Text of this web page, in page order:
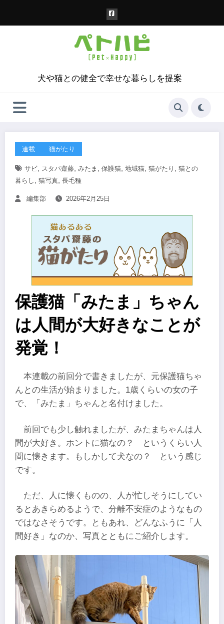
犬や猫との健全で幸せな暮らしを提案
連載 猫がたり
サビ, スタパ齋藤, みたま , 保護猫, 地域猫, 猫がたり , 猫との
暮らし , 猫写真, 長毛種
編集部 2026年2月25日
保護猫「みたま」ちゃん
は人間が大好きなことが
発覚！
本連載の前回分で書きましたが、元保護猫ちゃ
んとの生活が始まりました。1歳くらいの女の子
で、「みたま」ちゃんと名付けました。
前回でも少し触れましたが、みたまちゃんは人
間が大好き。ホントに猫なの？ というくらい人
間に懐きます。もしかして犬なの？ という感じ
です。
ただ、人に懐くものの、人が忙しそうにしてい
るとあきらめるようで、分離不安症のようなもの
ではなさそうです。ともあれ、どんなふうに「人
間好き」なのか、写真とともにご紹介します。